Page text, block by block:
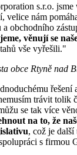
s.r.o.
velice nám
obchodního
věnují se
vše vyřešili."
obce Rtyně nad
řešení
trávit tolik
se tak více
na to, že
, což je
s firmou